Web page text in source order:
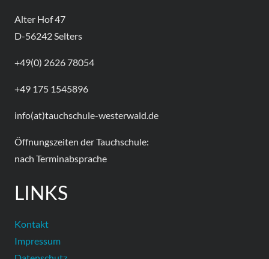
Alter Hof 47
D-56242 Selters
+49(0) 2626 78054
+49 175 1545896
info(at)tauchschule-westerwald.de
Öffnungszeiten der Tauchschule:
nach Terminabsprache
LINKS
Kontakt
Impressum